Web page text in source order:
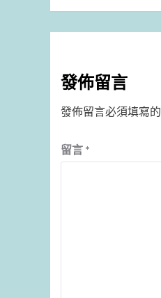
發佈留言
發佈留言必須填寫
留言 *